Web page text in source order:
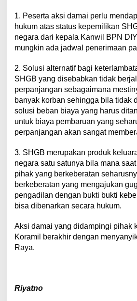
1. Peserta aksi damai perlu
hukum atas status kepemilikan
negara dari kepala Kanwil BPN
mungkin ada jadwal penerimaan
2. Solusi alternatif bagi
SHGB yang disebabkan tidak
perpanjangan sebagaimana
banyak korban sehingga bila tidak
solusi beban biaya yang harus
untuk biaya pembaruan yang
perpanjangan akan sangat
3. SHGB merupakan produk
negara satu satunya bila mana
pihak yang berkeberatan
berkeberatan yang mengajukan
pengadilan dengan bukti bukti
bisa dibenarkan secara hukum.
Aksi damai yang didampingi pihak
Koramil berakhir dengan
Raya.
Riyatno